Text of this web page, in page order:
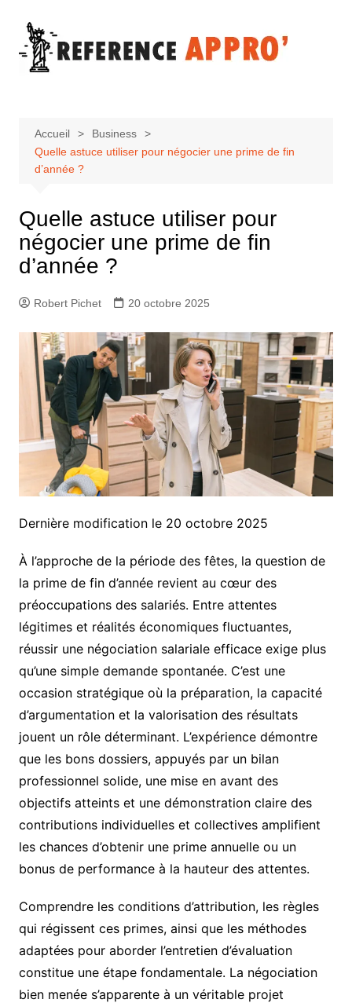
contenu
Accueil
Business
Quelle astuce utiliser pour négocier une prime de fin
d’année ?
Quelle astuce utiliser pour
négocier une prime de fin
d’année ?
Robert Pichet 20 octobre 2025
Dernière modification le 20 octobre 2025
À l’approche de la période des fêtes, la question de
la prime de fin d’année revient au cœur des
préoccupations des salariés. Entre attentes
légitimes et réalités économiques fluctuantes,
réussir une négociation salariale efficace exige plus
qu’une simple demande spontanée. C’est une
occasion stratégique où la préparation, la capacité
d’argumentation et la valorisation des résultats
jouent un rôle déterminant. L’expérience démontre
que les bons dossiers, appuyés par un bilan
professionnel solide, une mise en avant des
objectifs atteints et une démonstration claire des
contributions individuelles et collectives amplifient
les chances d’obtenir une prime annuelle ou un
bonus de performance à la hauteur des attentes.
Comprendre les conditions d’attribution, les règles
qui régissent ces primes, ainsi que les méthodes
adaptées pour aborder l’entretien d’évaluation
constitue une étape fondamentale. La négociation
bien menée s’apparente à un véritable projet